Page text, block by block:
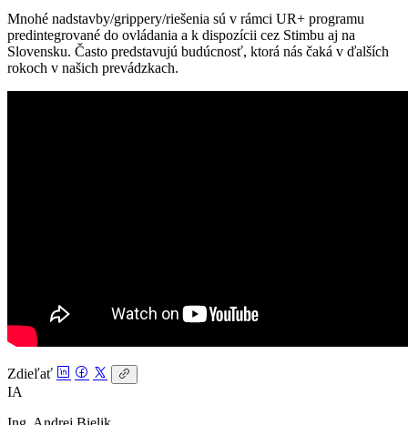
Mnohé nadstavby/grippery/riešenia sú v rámci UR+ programu
predintegrované do ovládania a k dispozícii cez Stimbu aj na
Slovensku. Často predstavujú budúcnosť, ktorá nás čaká v ďalších
rokoch v našich prevádzkach.
Zdieľať
IA